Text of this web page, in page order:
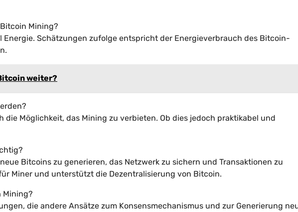
Mining?
Schätzungen zufolge entspricht der Energieverbrauch des Bitcoin-
weiter?
die Möglichkeit, das Mining zu verbieten. Ob dies jedoch praktikabel und
Bitcoins zu generieren, das Netzwerk zu sichern und Transaktionen zu
Miner und unterstützt die Dezentralisierung von Bitcoin.
Mining?
die andere Ansätze zum Konsensmechanismus und zur Generierung